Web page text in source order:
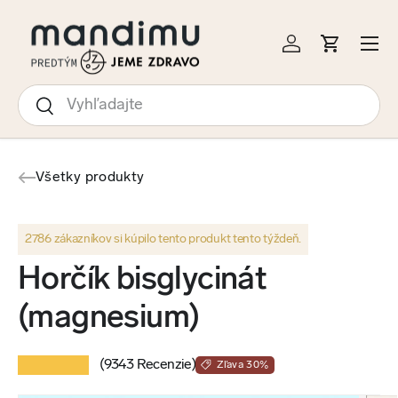
NA OBSAH
Hľadať
Hľadať
Prihlásiť sa
Košík
Menu
Všetky produkty
2786 zákazníkov si kúpilo tento produkt tento týždeň.
Horčík bisglycinát
(magnesium)
(9343 Recenzie) Zľava 30%